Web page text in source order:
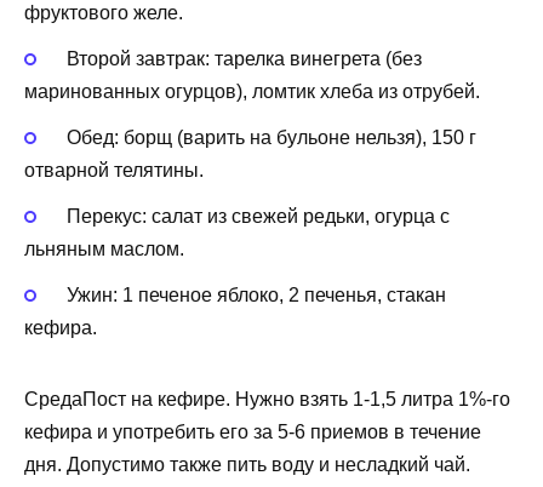
фруктового желе.
Второй завтрак: тарелка винегрета (без
маринованных огурцов), ломтик хлеба из отрубей.
Обед: борщ (варить на бульоне нельзя), 150 г
отварной телятины.
Перекус: салат из свежей редьки, огурца с
льняным маслом.
Ужин: 1 печеное яблоко, 2 печенья, стакан
кефира.
СредаПост на кефире. Нужно взять 1-1,5 литра 1%-го
кефира и употребить его за 5-6 приемов в течение
дня. Допустимо также пить воду и несладкий чай.